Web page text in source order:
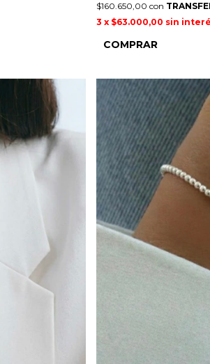
$160.650,00 con
3 x $63.000,00 sin
COMPRAR